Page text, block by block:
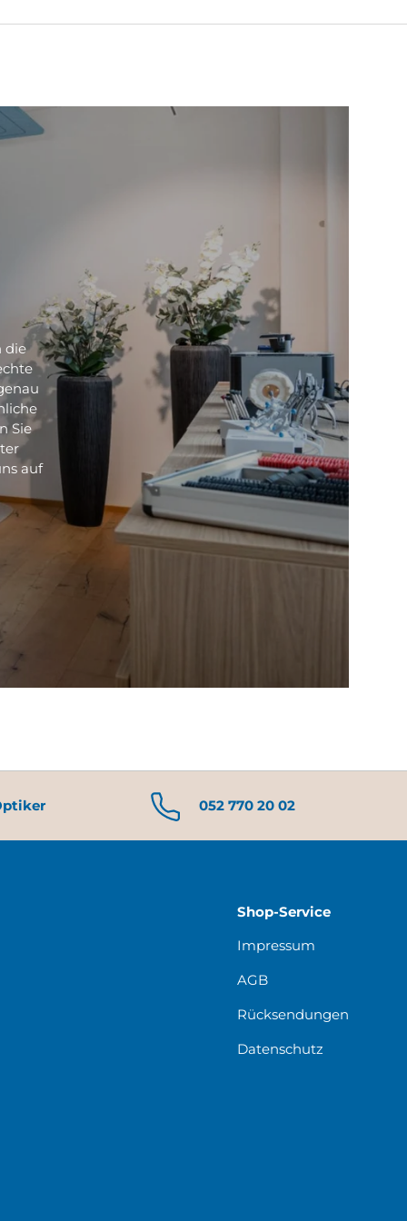
die
Sie
auf
052 770 20 02
Shop-Service
Impressum
AGB
Rücksendungen
Datenschutz